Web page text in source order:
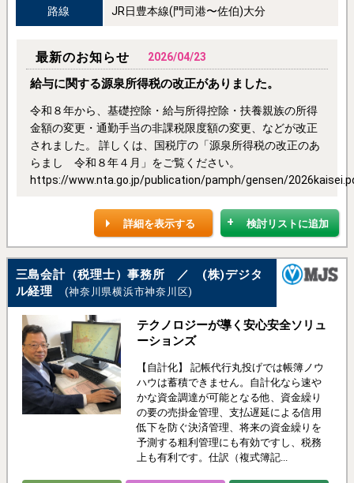
路線 JR日豊本線(門司港〜佐伯)大分
最新のお知らせ 2026/04/23
給与に関する源泉所得税の改正がありました。
令和８年から、基礎控除・給与所得控除・扶養親族の所得
金額の変更・通勤手当の非課税限度額の変更、などが改正
されました。 詳しくは、国税庁の「源泉所得税の改正のあ
らまし 令和８年４月」をご覧ください。
https://www.nta.go.jp/publication/pamph/gensen/
検討リストに追加
詳細を表示する
三島会計（税理士）事務所 ／ (株)デジタ
ル経理
(神奈川県横浜市神奈川区)
テクノロジーが導く安心安全ソリュ
ーションズ
【自計化】 記帳代行丸投げでは帳簿ノウ
ハウは蓄積できません。自計化なら速や
かな資金調達が可能となる他、資金繰り
の要の売掛金管理、支払遅延による信用
低下を防ぐ決済管理、将来の資金繰りを
予測する粗利管理にも有効ですし、税務
上も有利です。仕訳（複式簿記...